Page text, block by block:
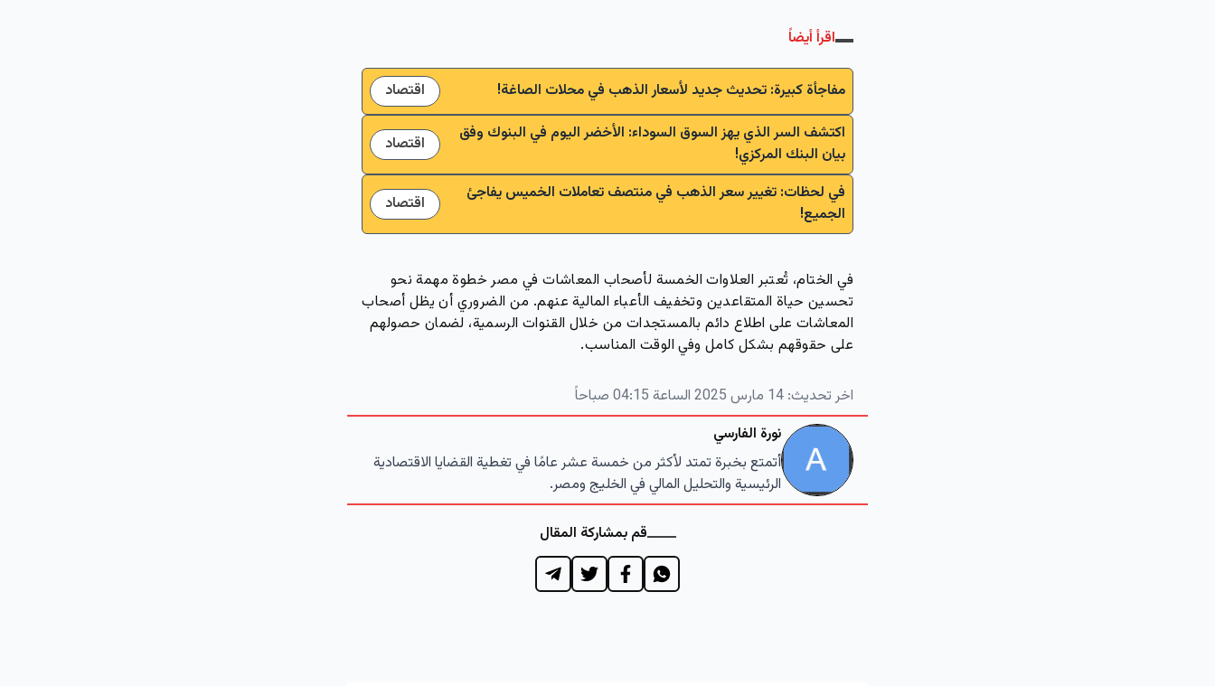
اقرأ أيضاً
مفاجأة كبيرة: تحديث جديد لأسعار الذهب في محلات الصاغة!
اقتصاد
اكتشف السر الذي يهز السوق السوداء: الأخضر اليوم في البنوك وفق
بيان البنك المركزي!
اقتصاد
في لحظات: تغيير سعر الذهب في منتصف تعاملات الخميس يفاجئ
الجميع!
اقتصاد
في الختام، تُعتبر العلاوات الخمسة لأصحاب المعاشات في مصر خطوة مهمة نحو
تحسين حياة المتقاعدين وتخفيف الأعباء المالية عنهم. من الضروري أن يظل أصحاب
المعاشات على اطلاع دائم بالمستجدات من خلال القنوات الرسمية، لضمان حصولهم
على حقوقهم بشكل كامل وفي الوقت المناسب.
اخر تحديث: 14 مارس 2025 الساعة 04:15 صباحاً
نورة الفارسي
أتمتع بخبرة تمتد لأكثر من خمسة عشر عامًا في تغطية القضايا الاقتصادية
الرئيسية والتحليل المالي في الخليج ومصر.
قم بمشاركة المقال